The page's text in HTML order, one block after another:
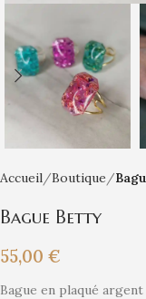
Accueil Boutique
Bague Betty
55,00 €
Bague en plaqué